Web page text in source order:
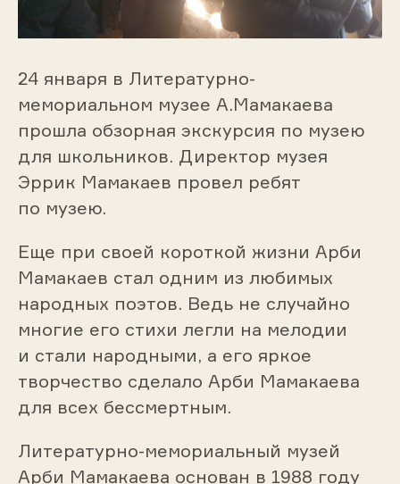
24 января в Литературно-
мемориальном музее А.Мамакаева
прошла обзорная экскурсия по музею
для школьников. Директор музея
Эррик Мамакаев провел ребят
по музею.
Еще при своей короткой жизни Арби
Мамакаев стал одним из любимых
народных поэтов. Ведь не случайно
многие его стихи легли на мелодии
и стали народными, а его яркое
творчество сделало Арби Мамакаева
для всех бессмертным.
Литературно-мемориальный музей
Арби Мамакаева основан в 1988 году